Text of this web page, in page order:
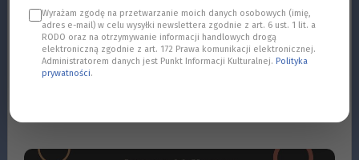
Wyrażam zgodę na przetwarzanie moich danych osobowych (imię,
adres e-mail) w celu wysyłki newslettera zgodnie z art. 6 ust. 1 lit. a
RODO oraz na otrzymywanie informacji handlowych drogą
elektroniczną zgodnie z art. 172 Prawa komunikacji elektronicznej.
Administratorem danych jest Punkt Informacji Kulturalnej. Polityka
prywatności.